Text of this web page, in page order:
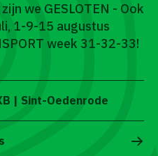
we GESLOTEN - Ook
1-9-15 augustus
week 31-32-33!
| Sint-Oedenrode